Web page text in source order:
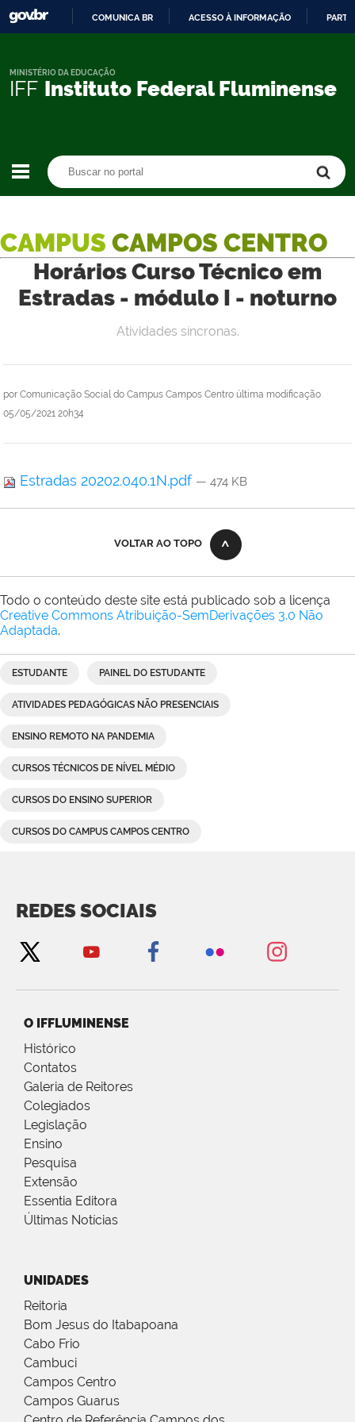
CONTEÚDO
COMUNICA BR ACESSO À INFORMAÇÃO
IFF Instituto Federal Fluminense
MINISTÉRIO DA EDUCAÇÃO
CAMPUS CAMPOS CENTRO
Horários Curso Técnico em
Estradas - módulo I - noturno
por Comunicação Social do Campus Campos Centro última modificação
05/05/2021 20h34
Atividades síncronas.
Estradas 20202.040.1N.pdf — 474 KB
VOLTAR AO TOPO
Todo o conteúdo deste site está publicado sob a licença
Creative Commons Atribuição-SemDerivações 3.0 Não
Adaptada.
ESTUDANTE PAINEL DO ESTUDANTE
ATIVIDADES PEDAGÓGICAS NÃO PRESENCIAIS
ENSINO REMOTO NA PANDEMIA
CURSOS TÉCNICOS DE NÍVEL MÉDIO
CURSOS DO ENSINO SUPERIOR
CURSOS DO CAMPUS CAMPOS CENTRO
REDES SOCIAIS
O IFFLUMINENSE
Histórico
Contatos
Galeria de Reitores
Colegiados
Legislação
Ensino
Pesquisa
Extensão
Essentia Editora
Últimas Notícias
UNIDADES
Reitoria
Bom Jesus do Itabapoana
Cabo Frio
Cambuci
Campos Centro
Campos Guarus